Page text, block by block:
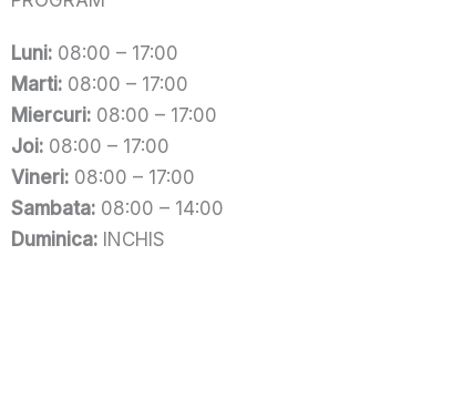
Luni: 08:00 – 17:00
Marti: 08:00 – 17:00
Miercuri: 08:00 – 17:00
Joi: 08:00 – 17:00
Vineri: 08:00 – 17:00
Sambata: 08:00 – 14:00
Duminica: INCHIS